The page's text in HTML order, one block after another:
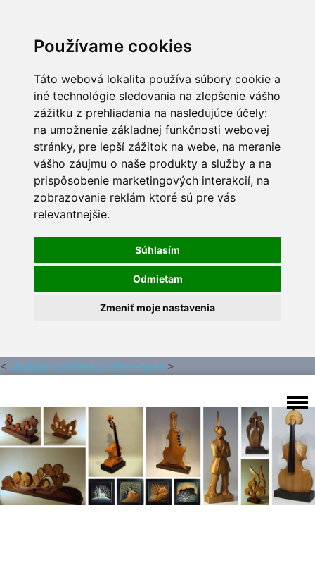
Používame cookies
Táto webová lokalita používa súbory cookie a
iné technológie sledovania na zlepšenie vášho
zážitku z prehliadania na nasledujúce účely:
na umožnenie základnej funkčnosti webovej
stránky, pre lepší zážitok na webe, na meranie
vášho záujmu o naše produkty a služby a na
prispôsobenie marketingových interakcií, na
zobrazovanie reklám ktoré sú pre vás
relevantnejšie.
Súhlasím
Odmietam
Zmeniť moje nastavenia
< Update cookies preferences >